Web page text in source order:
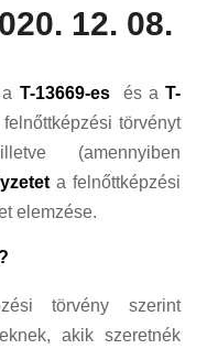
12. 08.
T-13669-esés aT-
törvényt
(amennyiben
a felnőttképzési
elemzése.
törvény szerint
akik szeretnék